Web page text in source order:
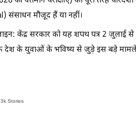
संसाधन मौजूद हैं या नहीं।
केंद्र सरकार को यह शपथ पत्र 2 जुलाई से
देश के युवाओं के भविष्य से जुड़े इस बड़े मामले
Stories